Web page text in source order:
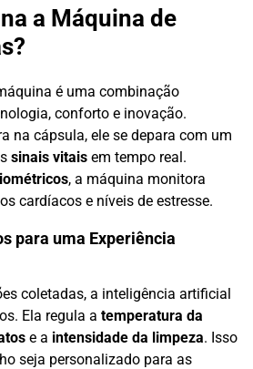
a Máquina de
é uma combinação
conforto e inovação.
na cápsula, ele se depara com um
sinais vitais em tempo real.
, a máquina monitora
cardíacos e níveis de estresse.
para uma Experiência
coletadas, a inteligência artificial
Ela regula a temperatura da
e a intensidade da limpeza. Isso
seja personalizado para as